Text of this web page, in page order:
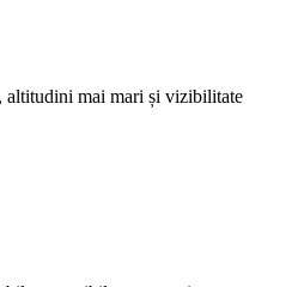
altitudini mai mari și vizibilitate